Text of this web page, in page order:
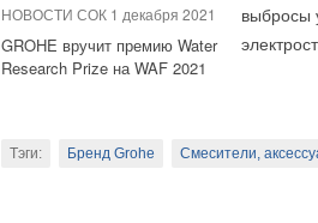
НОВОСТИ СОК 1 декабря 2021
GROHE вручит премию Water
Research Prize на WAF 2021
выбросы
Тэги: Бренд Grohe Смесители,
В этой теме еще нет комментариев
Добавить комментарий